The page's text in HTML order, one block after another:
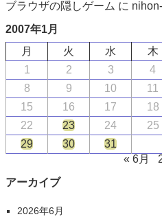
ブラウザの隠しゲーム に
2007年1月
月
火 水 木
1
2 3 4
8
9 10 11
15
16 17 18
22
23 24 25
29
30
31
« 6月
アーカイブ
2026年6月